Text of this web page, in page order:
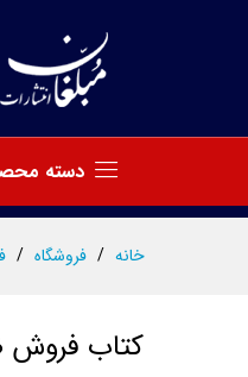
دسته
خانه / فروشگاه /
کتاب فروش